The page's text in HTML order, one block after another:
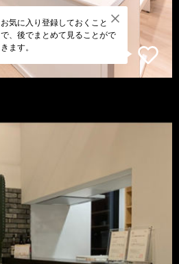
お気に入り登録しておくこと
で、後でまとめて見ることがで
きます。